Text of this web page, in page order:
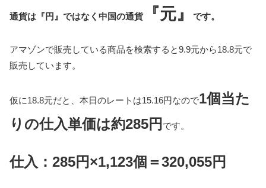
通貨は『円』ではなく中国の通貨『元』 です。
アマゾンで販売している商品を検索すると9.9元から18.8元で
販売しています。
仮に18.8元だと、本日のレートは15.16円なので1個当た
りの仕入単価は約285円 です。
仕入：285円×1,123個＝320,055円